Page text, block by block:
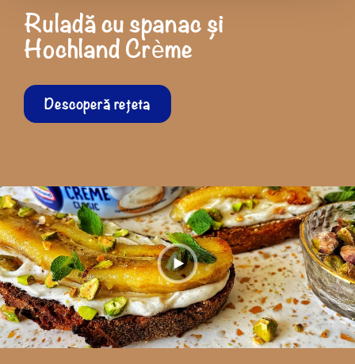
Ruladă cu spanac și
Hochland Crème
Descoperă rețeta